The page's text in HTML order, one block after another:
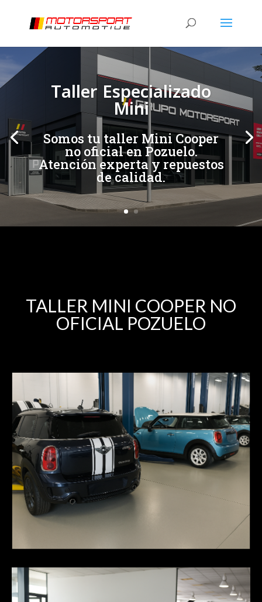
Taller Especializado
Mini
Somos tu taller Mini Cooper
no oficial en Pozuelo.
Atención experta y repuestos
de calidad.
[/et_pb_slide] [/et_pb_slide]
TALLER MINI COOPER NO
OFICIAL POZUELO